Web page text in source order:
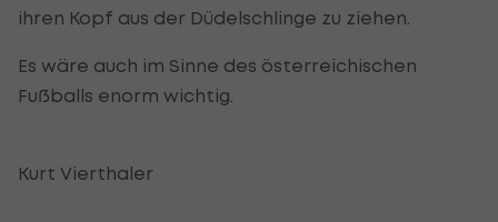
ihren Kopf aus der Düdelschlinge zu ziehen.
Es wäre auch im Sinne des österreichischen
Fußballs enorm wichtig.
Kurt Vierthaler